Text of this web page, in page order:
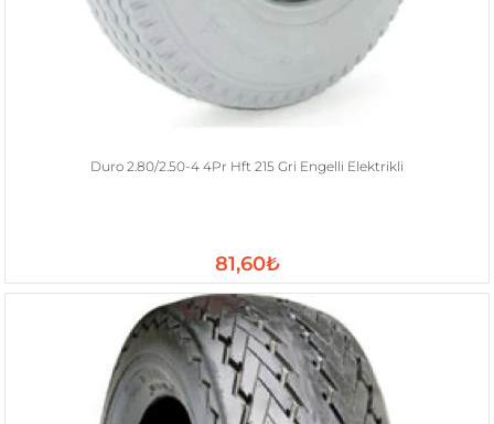
Duro 2.80/2.50-4 4Pr Hft 215 Gri Engelli Elektrikli
81,60₺